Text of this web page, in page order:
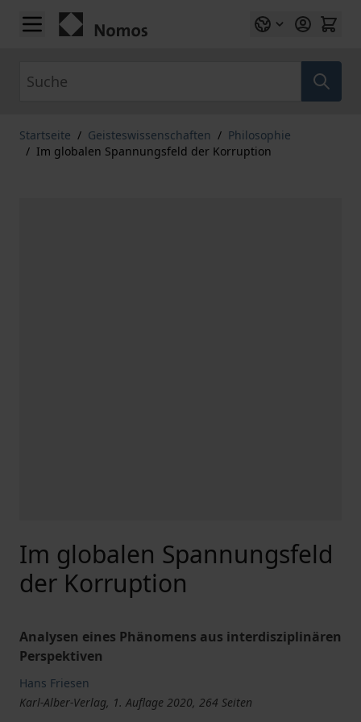
Zum Inhalt springen
Startseite / Geisteswissenschaften / Philosophie
/ Im globalen Spannungsfeld der Korruption
Im globalen Spannungsfeld
der Korruption
Analysen eines Phänomens aus interdisziplinären
Perspektiven
Hans Friesen
Karl-Alber-Verlag, 1. Auflage 2020, 264 Seiten